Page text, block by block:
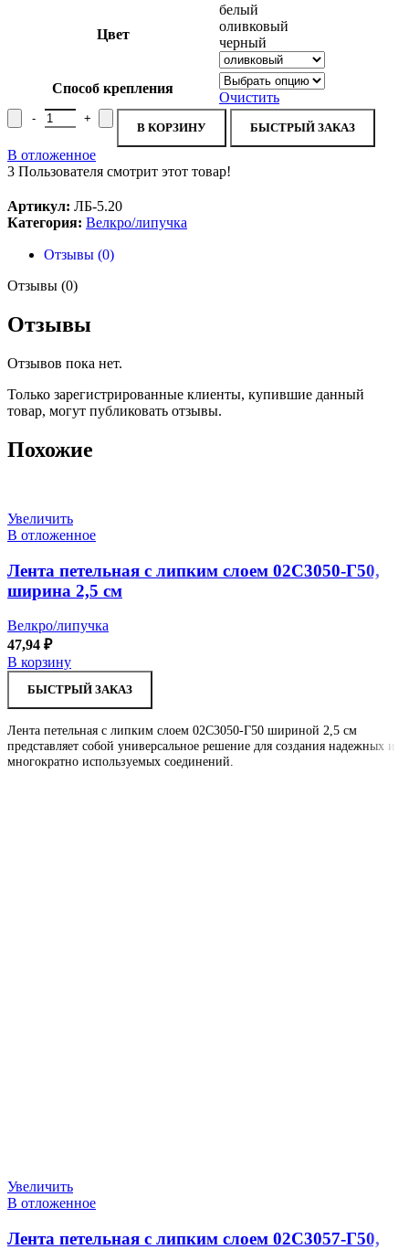
Цвет
белый
оливковый
черный
Способ крепления
Очистить
Количество товара Лента крючковая пластиковая, 20мм ЛБ-5.20
В КОРЗИНУ БЫСТРЫЙ ЗАКАЗ
В отложенное
3 Пользователя смотрит этот товар!
Артикул: ЛБ-5.20
Категория: Велкро/липучка
Отзывы (0)
Отзывы (0)
Отзывы
Отзывов пока нет.
Только зарегистрированные клиенты, купившие данный
товар, могут публиковать отзывы.
Похожие
Увеличить
В отложенное
Лента петельная с липким слоем 02С3050-Г50,
ширина 2,5 см
Велкро/липучка
47,94 ₽
В корзину
БЫСТРЫЙ ЗАКАЗ
Лента петельная с липким слоем 02С3050-Г50 шириной 2,5 см
представляет собой универсальное решение для создания надежных и
многократно используемых соединений.
Увеличить
В отложенное
Лента петельная с липким слоем 02С3057-Г50,